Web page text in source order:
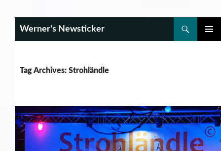
Werner's Newsticker
Tag Archives: Strohländle